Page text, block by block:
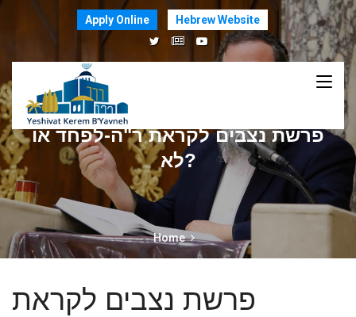
Apply Online Hebrew Website
פרשת נצבים לקראת ר"ה-לפחד או
לא?
Home
פרשת נצבים לקראת